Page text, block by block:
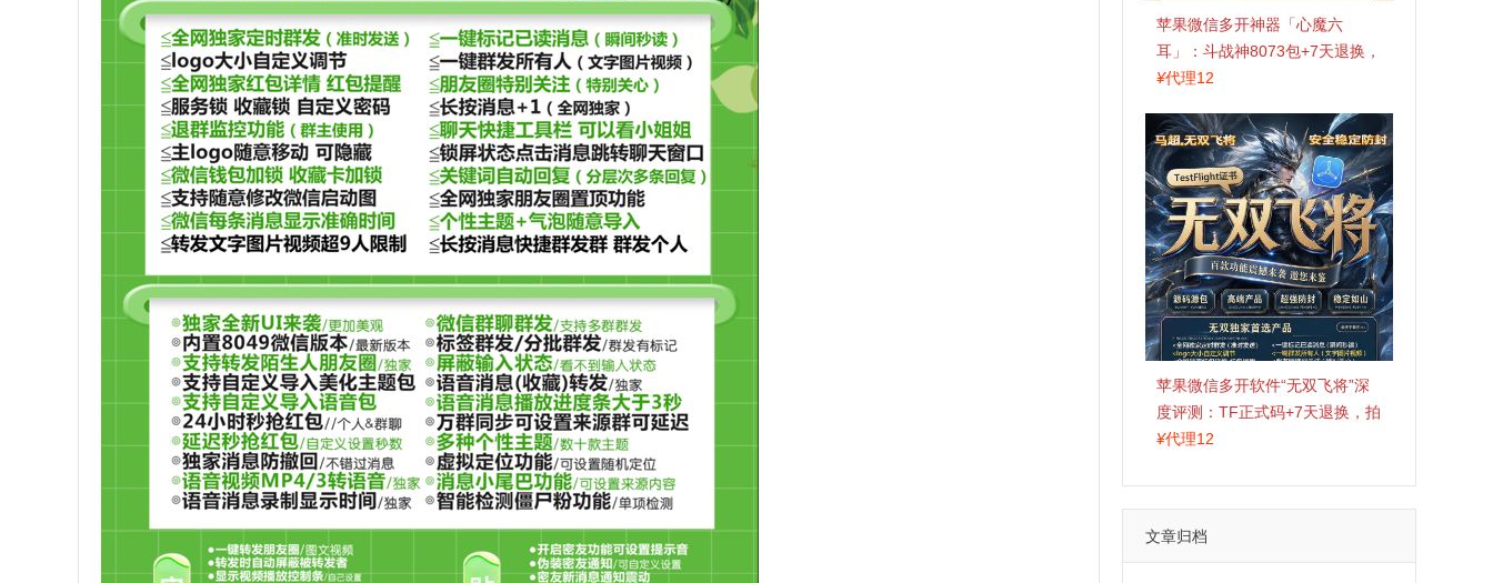
苹果微信多开神器「心魔六
耳」：斗战神8073包+7天退换，
认准拍拍卡激活码商城
¥代理12
苹果微信多开软件“无双飞将”深
度评测：TF正式码+7天退换，拍
拍卡激活码商城正品保障
¥代理12
文章归档